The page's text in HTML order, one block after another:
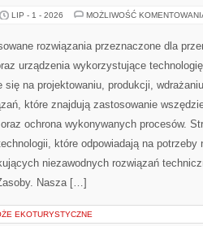
LIP - 1 - 2026 MOŻLIWOŚĆ
rozwiązania przeznaczone dla
urządzenia wykorzystujące
się na projektowaniu, produkcji,
które znajdują zastosowanie
ochrona wykonywanych procesów.
które odpowiadają na potrzeby
niezawodnych rozwiązań
Nasza […]
EKOTURYSTYCZNE